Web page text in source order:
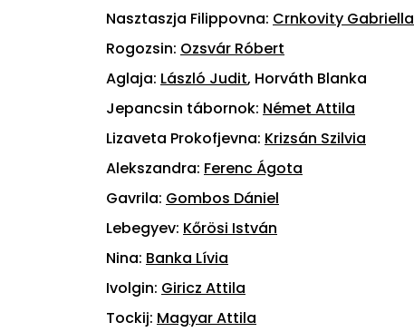
Nasztaszja Filippovna: Crnkovity Gabriella
Rogozsin: Ozsvár Róbert
Aglaja: László Judit, Horváth Blanka
Jepancsin tábornok: Német Attila
Lizaveta Prokofjevna: Krizsán Szilvia
Alekszandra: Ferenc Ágota
Gavrila: Gombos Dániel
Lebegyev: Kőrösi István
Nina: Banka Lívia
Ivolgin: Giricz Attila
Tockij: Magyar Attila